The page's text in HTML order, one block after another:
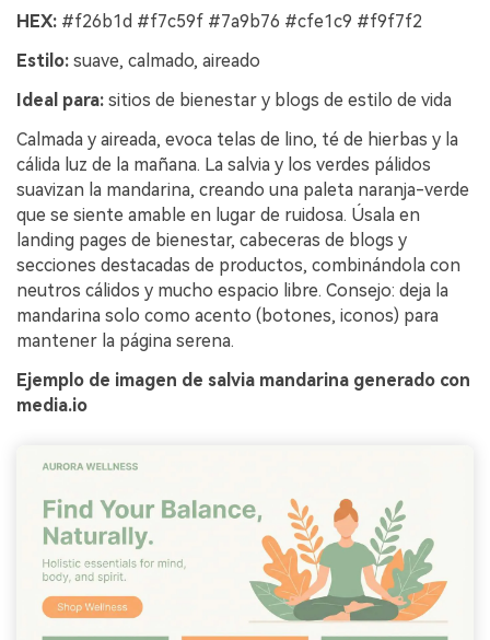
HEX: #f26b1d #f7c59f #7a9b76 #cfe1c9 #f9f7f2
Estilo: suave, calmado, aireado
Ideal para: sitios de bienestar y blogs de estilo de vida
Calmada y aireada, evoca telas de lino, té de hierbas y la
cálida luz de la mañana. La salvia y los verdes pálidos
suavizan la mandarina, creando una paleta naranja-verde
que se siente amable en lugar de ruidosa. Úsala en
landing pages de bienestar, cabeceras de blogs y
secciones destacadas de productos, combinándola con
neutros cálidos y mucho espacio libre. Consejo: deja la
mandarina solo como acento (botones, iconos) para
mantener la página serena.
Ejemplo de imagen de salvia mandarina generado con
media.io